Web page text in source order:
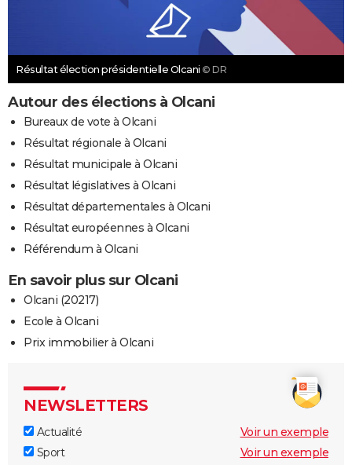
Résultat élection présidentielle Olcani © DR
Autour des élections à Olcani
Bureaux de vote à Olcani
Résultat régionale à Olcani
Résultat municipale à Olcani
Résultat législatives à Olcani
Résultat départementales à Olcani
Résultat européennes à Olcani
Référendum à Olcani
En savoir plus sur Olcani
Olcani (20217)
Ecole à Olcani
Prix immobilier à Olcani
NEWSLETTERS
Actualité
Voir un exemple
Sport
Voir un exemple